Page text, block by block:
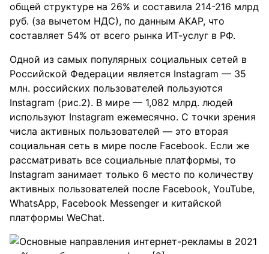
общей структуре на 26% и составила 214-216 млрд
руб. (за вычетом НДС), по данным АКАР, что
составляет 54% от всего рынка ИТ-услуг в РФ.
Одной из самых популярных социальных сетей в
Российской Федерации является Instagram — 35
млн. российских пользователей пользуются
Instagram (рис.2). В мире — 1,082 млрд. людей
используют Instagram ежемесячно. С точки зрения
числа активных пользователей — это вторая
социальная сеть в мире после Facebook. Если же
рассматривать все социальные платформы, то
Instagram занимает только 6 место по количеству
активных пользователей после Facebook, YouTube,
WhatsApp, Facebook Messenger и китайской
платформы WeChat.